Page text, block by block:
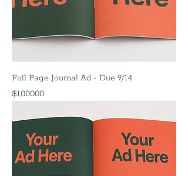
Full Page Journal Ad - Due 9/14
Precio
$1,000.00